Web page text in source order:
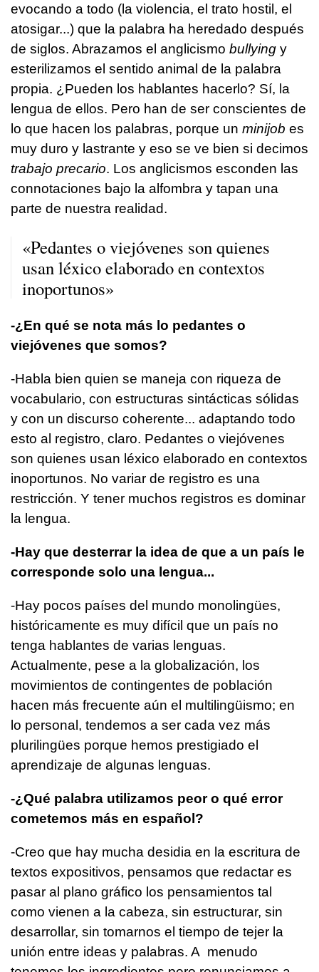
evocando a todo (la violencia, el trato hostil, el
atosigar...) que la palabra ha heredado después
de siglos. Abrazamos el anglicismo bullying y
esterilizamos el sentido animal de la palabra
propia. ¿Pueden los hablantes hacerlo? Sí, la
lengua de ellos. Pero han de ser conscientes de
lo que hacen los palabras, porque un minijob es
muy duro y lastrante y eso se ve bien si decimos
trabajo precario. Los anglicismos esconden las
connotaciones bajo la alfombra y tapan una
parte de nuestra realidad.
«Pedantes o viejóvenes son quienes
usan léxico elaborado en contextos
inoportunos»
-¿En qué se nota más lo pedantes o
viejóvenes que somos?
-Habla bien quien se maneja con riqueza de
vocabulario, con estructuras sintácticas sólidas
y con un discurso coherente... adaptando todo
esto al registro, claro. Pedantes o viejóvenes
son quienes usan léxico elaborado en contextos
inoportunos. No variar de registro es una
restricción. Y tener muchos registros es dominar
la lengua.
-Hay que desterrar la idea de que a un país le
corresponde solo una lengua...
-Hay pocos países del mundo monolingües,
históricamente es muy difícil que un país no
tenga hablantes de varias lenguas.
Actualmente, pese a la globalización, los
movimientos de contingentes de población
hacen más frecuente aún el multilingüismo; en
lo personal, tendemos a ser cada vez más
plurilingües porque hemos prestigiado el
aprendizaje de algunas lenguas.
-¿Qué palabra utilizamos peor o qué error
cometemos más en español?
-Creo que hay mucha desidia en la escritura de
textos expositivos, pensamos que redactar es
pasar al plano gráfico los pensamientos tal
como vienen a la cabeza, sin estructurar, sin
desarrollar, sin tomarnos el tiempo de tejer la
unión entre ideas y palabras. A menudo